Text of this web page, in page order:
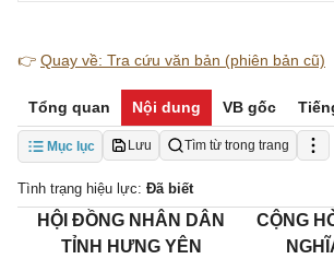
👉 Quay về: Tra cứu văn bản (phiên bản cũ)
Tổng quan Nội dung VB gốc
Mục lục Lưu Tìm từ trong trang
Tình trạng hiệu lực: Đã biết
HỘI ĐỒNG NHÂN DÂN
TỈNH HƯNG YÊN
CỘNG